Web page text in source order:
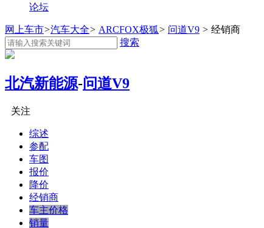
论坛
网上车市>汽车大全> ARCFOX极狐> 问道V9 > 经销商
搜索
北汽新能源-问道V9
关注
综述
参配
车图
报价
降价
经销商
车主价格
销量